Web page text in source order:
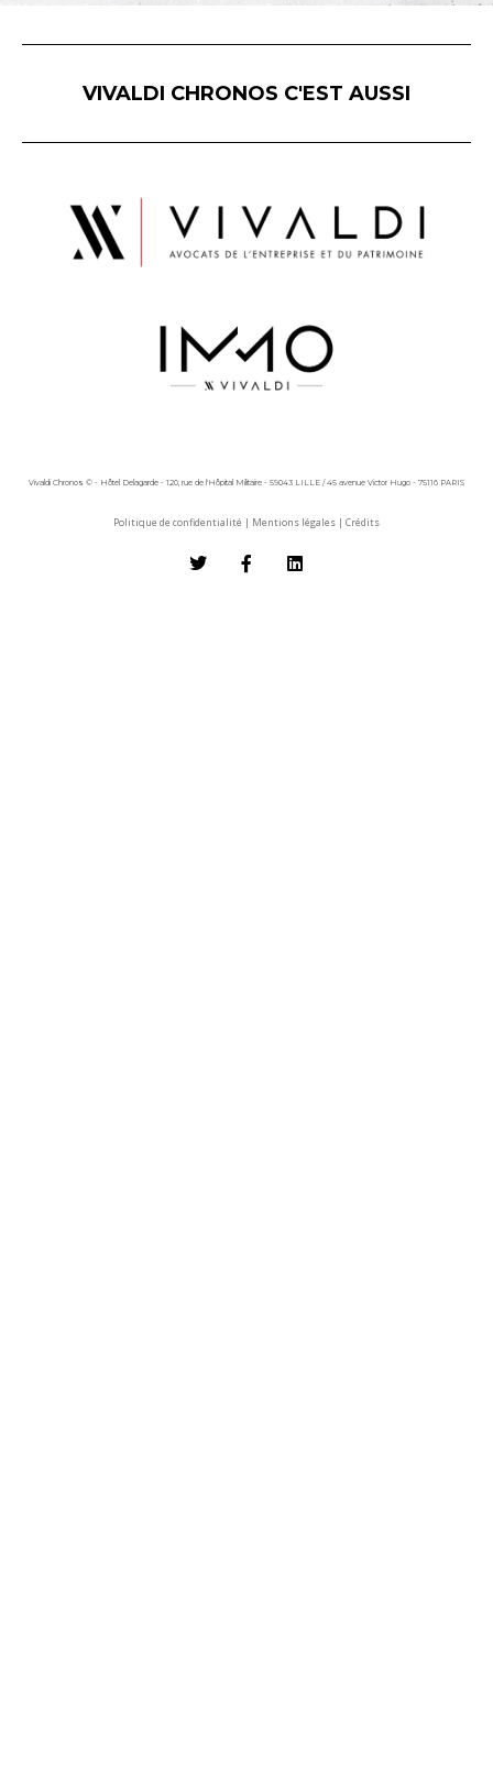
VIVALDI CHRONOS C'EST AUSSI
Vivaldi Chronos © - Hôtel Delagarde - 120, rue de l'Hôpital Militaire - 59043 LILLE / 45 avenue Victor Hugo - 75116 PARIS
Politique de confidentialité | Mentions légales | Crédits